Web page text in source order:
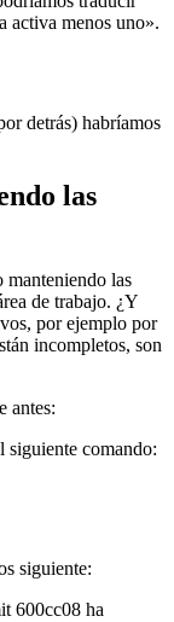
activa menos uno».
detrás) habríamos
las
las
de trabajo. ¿Y
por ejemplo por
incompletos, son
antes:
siguiente comando:
siguiente:
600cc08 ha